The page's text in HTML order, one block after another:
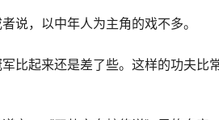
说，以中年人为主角的戏不多。
比起来还是差了些。这样的功夫比